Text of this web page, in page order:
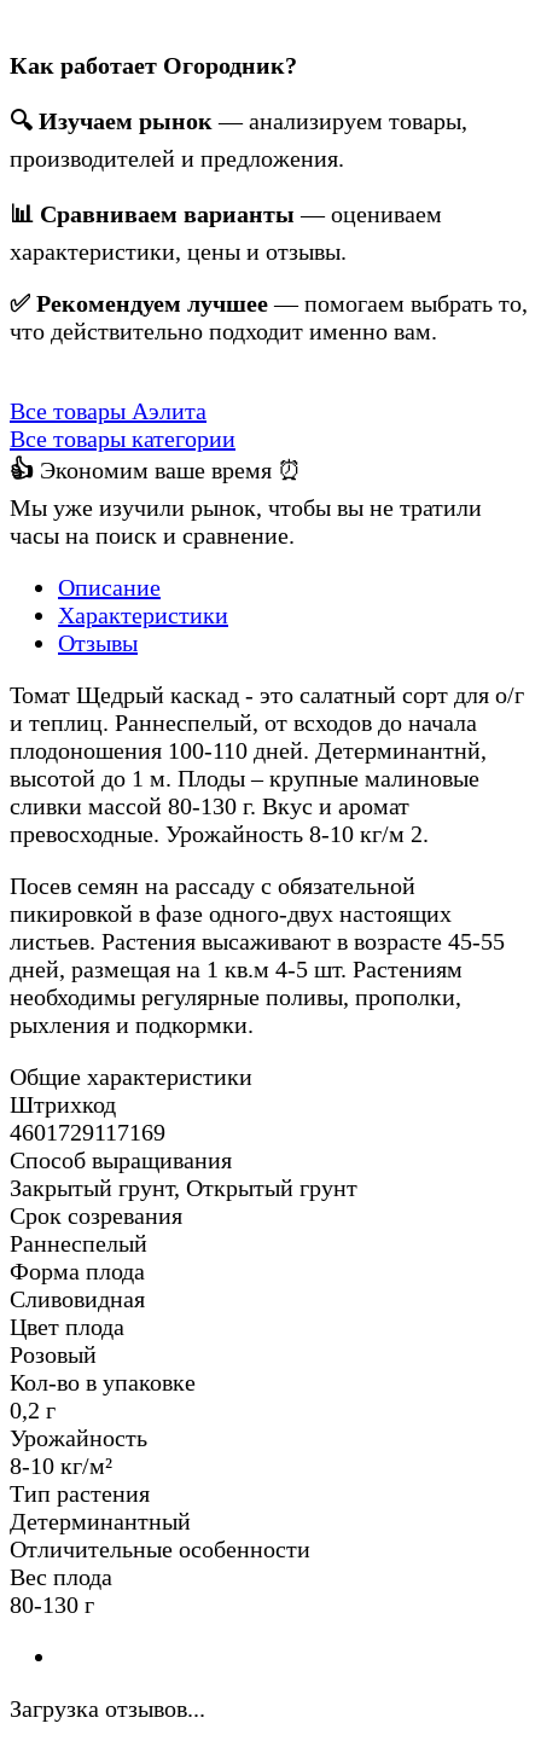
Как работает Огородник?
🔍 Изучаем рынок — анализируем товары,
производителей и предложения.
📊 Сравниваем варианты — оцениваем
характеристики, цены и отзывы.
✅ Рекомендуем лучшее— помогаем выбрать то,
что действительно подходит именно вам.
Все товары Аэлита
Все товары категории
👍 Экономим ваше время ⏰
Мы уже изучили рынок, чтобы вы не тратили
часы на поиск и сравнение.
Описание
Характеристики
Отзывы
Томат Щедрый каскад - это салатный сорт для о/г
и теплиц. Раннеспелый, от всходов до начала
плодоношения 100-110 дней. Детерминантнй,
высотой до 1 м. Плоды – крупные малиновые
сливки массой 80-130 г. Вкус и аромат
превосходные. Урожайность 8-10 кг/м 2.
Посев семян на рассаду с обязательной
пикировкой в фазе одного-двух настоящих
листьев. Растения высаживают в возрасте 45-55
дней, размещая на 1 кв.м 4-5 шт. Растениям
необходимы регулярные поливы, прополки,
рыхления и подкормки.
Общие характеристики
Штрихкод
4601729117169
Способ выращивания
Закрытый грунт, Открытый грунт
Срок созревания
Раннеспелый
Форма плода
Сливовидная
Цвет плода
Розовый
Кол-во в упаковке
0,2 г
Урожайность
8-10 кг/м²
Тип растения
Детерминантный
Отличительные особенности
Вес плода
80-130 г
Загрузка отзывов...